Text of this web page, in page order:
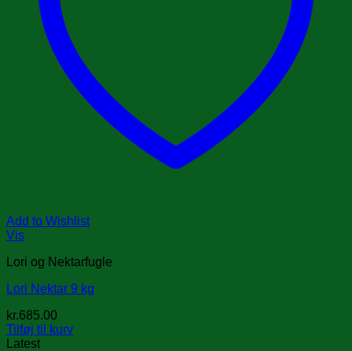
Add to Wishlist
Vis
Lori og Nektarfugle
Lori Nektar 9 kg
kr.685.00
Tilføj til kurv
Latest